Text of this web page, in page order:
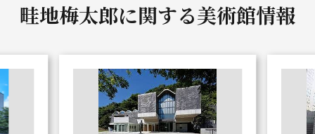
畦地梅太郎に関する美術館情報